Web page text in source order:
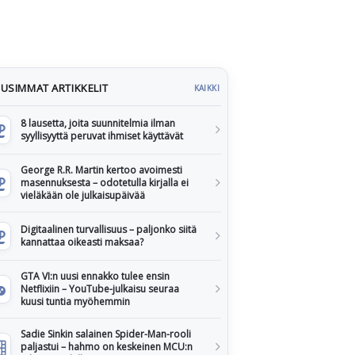
ARTIKKELIT KAIKKI
8 lausetta, joita suunnitelmia ilman
syyllisyyttä peruvat ihmiset käyttävät
George R.R. Martin kertoo avoimesti
masennuksesta – odotetulla kirjalla ei
vieläkään ole julkaisupäivää
Digitaalinen turvallisuus – paljonko siitä
kannattaa oikeasti maksaa?
GTA VI:n uusi ennakko tulee ensin
Netflixiin – YouTube-julkaisu seuraa
kuusi tuntia myöhemmin
Sadie Sinkin salainen Spider-Man-rooli
paljastui – hahmo on keskeinen MCU:n